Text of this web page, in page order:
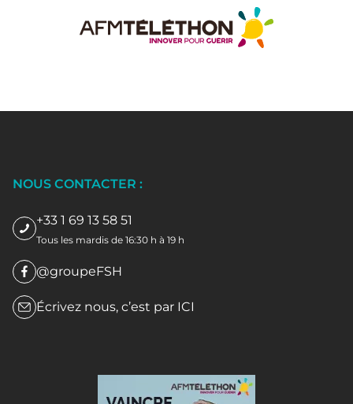
NOUS CONTACTER :
+33 1 69 13 58 51
Tous les mardis de 16:30 h à 19 h
@groupeFSH
Écrivez nous, c’est par ICI